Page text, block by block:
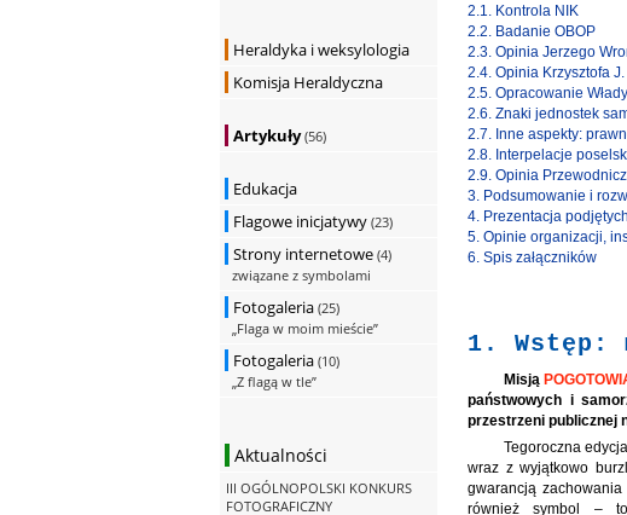
Heraldyka i weksylologia
Komisja Heraldyczna
Artykuły (56)
Edukacja
Flagowe inicjatywy (23)
Strony internetowe (4)
związane z symbolami
Fotogaleria (25)
„Flaga w moim mieście”
Fotogaleria (10)
„Z flagą w tle”
Aktualności
III OGÓLNOPOLSKI KONKURS
FOTOGRAFICZNY
2.1. Kontrola NIK
2.2. Badanie OBOP
2.3. Opinia Jerzego
2.4. Opinia Krzysztofa
2.5. Opracowanie
2.6. Znaki jednostek
2.7. Inne aspekty:
2.8. Interpelacje
2.9. Opinia
3. Podsumowanie i
4. Prezentacja
5. Opinie organizacji,
6. Spis załączników
1.
Misją
państwowych i
przestrzeni publicznej
Tegoroczna
wraz z wyjątkowo
gwarancją
również symbol –